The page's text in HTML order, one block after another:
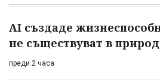
AI създаде
не съществуват в
преди 2 часа